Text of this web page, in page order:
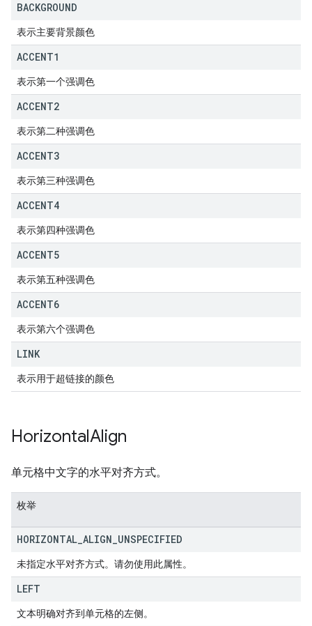
BACKGROUND
表示主要背景颜色
ACCENT1
表示第一个强调色
ACCENT2
表示第二种强调色
ACCENT3
表示第三种强调色
ACCENT4
表示第四种强调色
ACCENT5
表示第五种强调色
ACCENT6
表示第六个强调色
LINK
表示用于超链接的颜色
HorizontalAlign
单元格中文字的水平对齐方式。
枚举
HORIZONTAL ALIGN UNSPECIFIED
未指定水平对齐方式。请勿使用此属性。
LEFT
文本明确对齐到单元格的左侧。